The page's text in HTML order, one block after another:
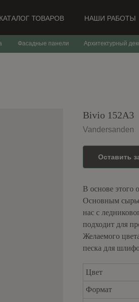
Фасадные панели Архитектурный
КАТАЛОГ ТОВАРОВ НАШИ РАБОТЫ
Bivio 152A3
Vandersanden
Оставить
В основе этого
Основным
нас с
подходит для
Желаемого
песка для
Цвет
Формат